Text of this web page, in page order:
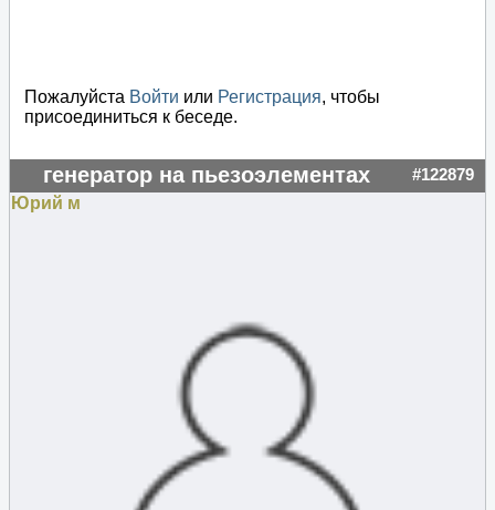
Пожалуйста Войти или Регистрация, чтобы
присоединиться к беседе.
генератор на пьезоэлементах #122879
Юрий м